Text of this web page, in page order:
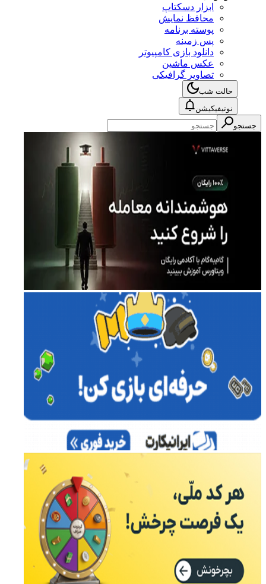
ابزار دسکتاپ
محافظ نمایش
پوسته برنامه
پس زمینه
دانلود بازی کامپیوتر
عکس ماشین
تصاویر گرافیکی
حالت شب
نوتیفیکیشن
جستجو